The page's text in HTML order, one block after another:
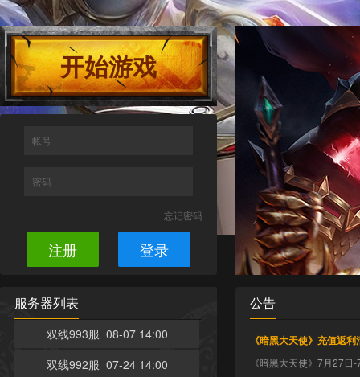
开始游戏
帐号
密码
忘记密码
注册 登录
服务器列表
双线993服 08-07 14:00
双线992服 07-24 14:00
公告
《暗黑大天使》充值返
《暗黑大天使》7月27